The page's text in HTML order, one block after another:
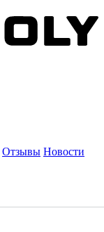
Отзывы Новости